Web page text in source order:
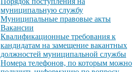
муниципальную службу
Муниципальные правовые акты
Вакансии
Квалификационные требования к
кандидатам на замещение вакантных
должностей муниципальной службы
Номера телефонов, по которым можно